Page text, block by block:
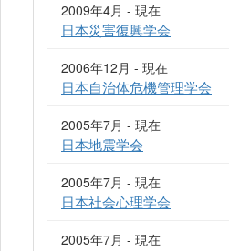
2009年4月 - 現在
日本災害復興学会
2006年12月 - 現在
日本自治体危機管理学会
2005年7月 - 現在
日本地震学会
2005年7月 - 現在
日本社会心理学会
2005年7月 - 現在